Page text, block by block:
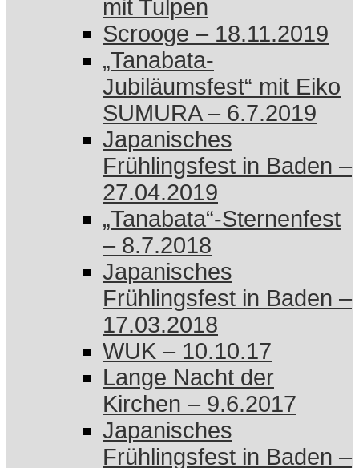
mit Tulpen
Scrooge – 18.11.2019
„Tanabata-
Jubiläumsfest“ mit Eiko
SUMURA – 6.7.2019
Japanisches
Frühlingsfest in Baden –
27.04.2019
„Tanabata“-Sternenfest
– 8.7.2018
Japanisches
Frühlingsfest in Baden –
17.03.2018
WUK – 10.10.17
Lange Nacht der
Kirchen – 9.6.2017
Japanisches
Frühlingsfest in Baden –